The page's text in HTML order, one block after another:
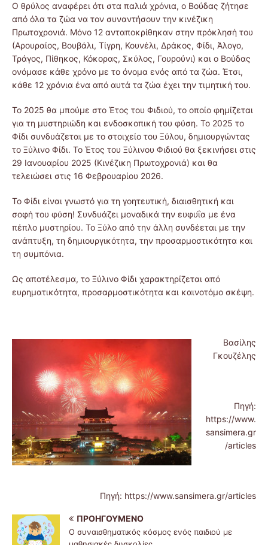
Ο θρύλος αναφέρει ότι στα παλιά χρόνια, ο Βούδας ζήτησε
από όλα τα ζώα να τον συναντήσουν την κινέζικη
Πρωτοχρονιά. Μόνο 12 ανταποκρίθηκαν στην πρόκλησή του
(Αρουραίος, Βουβάλι, Τίγρη, Κουνέλι, Δράκος, Φίδι, Άλογο,
Τράγος, Πίθηκος, Κόκορας, Σκύλος, Γουρούνι) και ο Βούδας
ονόμασε κάθε χρόνο με το όνομα ενός από τα ζώα. Έτσι,
κάθε 12 χρόνια ένα από αυτά τα ζώα έχει την τιμητική του.
Το 2025 θα μπούμε στο Έτος του Φιδιού, το οποίο φημίζεται
για τη μυστηριώδη και ενδοσκοπική του φύση. Το 2025 το
Φίδι συνδυάζεται με το στοιχείο του Ξύλου, δημιουργώντας
το Ξύλινο Φίδι. Το Έτος του Ξύλινου Φιδιού θα ξεκινήσει στις
29 Ιανουαρίου 2025 (Κινέζικη Πρωτοχρονιά) και θα
τελειώσει στις 16 Φεβρουαρίου 2026.
Το Φίδι είναι γνωστό για τη γοητευτική, διαισθητική και
σοφή του φύση! Συνδυάζει μοναδικά την ευφυΐα με ένα
πέπλο μυστηρίου. Το Ξύλο από την άλλη συνδέεται με την
ανάπτυξη, τη δημιουργικότητα, την προσαρμοστικότητα και
τη συμπόνια.
Ως αποτέλεσμα, το Ξύλινο Φίδι χαρακτηρίζεται από
ευρηματικότητα, προσαρμοστικότητα και καινοτόμο σκέψη.
Βασίλης
Γκουζέλης
Πηγή:
https://www.
sansimera.gr
/articles
Πηγή: https://www.sansimera.gr/articles
ΠΡΟΗΓΟΎΜΕΝΟ
Ο συναισθηματικός κόσμος ενός παιδιού με